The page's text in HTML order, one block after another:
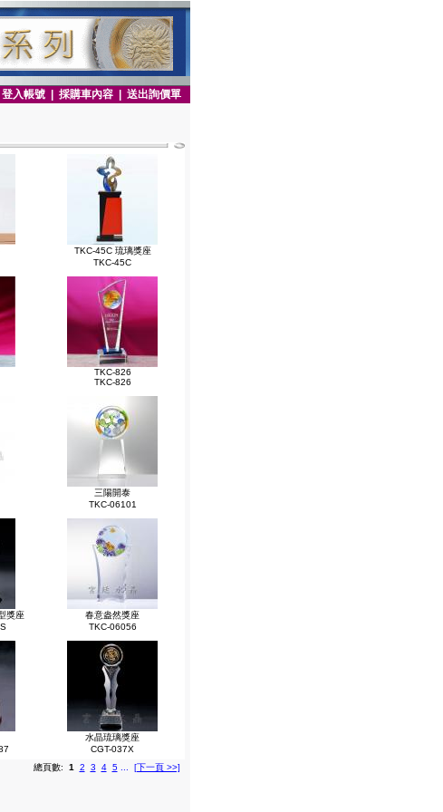
登入帳號| 採購車內容| 送出詢價單
TKC-45C 琉璃獎座
TKC-45C
TKC-826
TKC-826
三陽開泰
TKC-06101
獎座
春意盎然獎座
TKC-06056
水晶琉璃獎座
CGT-037X
總頁數: 1 2 3 4 5 [下一頁 >>]